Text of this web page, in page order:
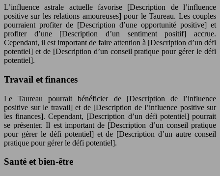
L’influence astrale actuelle favorise [Description de l’influence
positive sur les relations amoureuses] pour le Taureau. Les couples
pourraient profiter de [Description d’une opportunité positive] et
profiter d’une [Description d’un sentiment positif] accrue.
Cependant, il est important de faire attention à [Description d’un défi
potentiel] et de [Description d’un conseil pratique pour gérer le défi
potentiel].
Travail et finances
Le Taureau pourrait bénéficier de [Description de l’influence
positive sur le travail] et de [Description de l’influence positive sur
les finances]. Cependant, [Description d’un défi potentiel] pourrait
se présenter. Il est important de [Description d’un conseil pratique
pour gérer le défi potentiel] et de [Description d’un autre conseil
pratique pour gérer le défi potentiel].
Santé et bien-être